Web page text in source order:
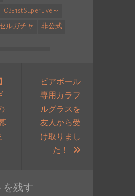
1st Super Live～
ルガチャ 非公式
ビアボール
専用カラフ
ルグラスを
友人から受
け取りまし
た！
次
を残す